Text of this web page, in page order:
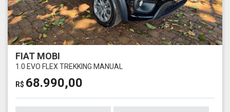
FIAT MOBI
1.0 EVO FLEX TREKKING MANUAL
R$ 68.990,00